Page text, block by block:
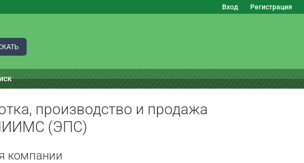
Вход Регистрация
производство и продажа
(ЭПС)
компании